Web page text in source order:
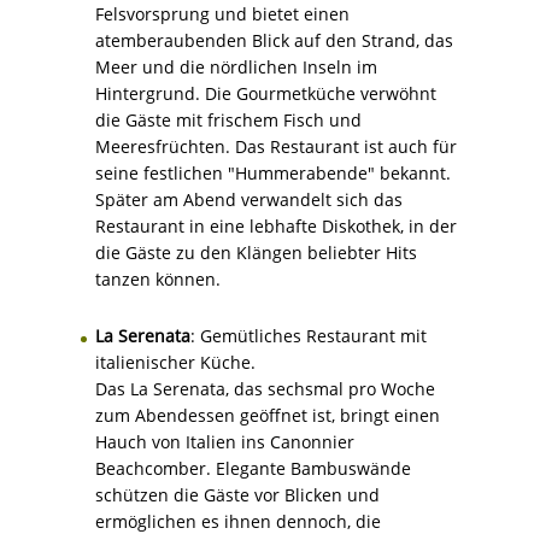
Felsvorsprung und bietet einen
atemberaubenden Blick auf den Strand, das
Meer und die nördlichen Inseln im
Hintergrund. Die Gourmetküche verwöhnt
die Gäste mit frischem Fisch und
Meeresfrüchten. Das Restaurant ist auch für
seine festlichen "Hummerabende" bekannt.
Später am Abend verwandelt sich das
Restaurant in eine lebhafte Diskothek, in der
die Gäste zu den Klängen beliebter Hits
tanzen können.
La Serenata: Gemütliches Restaurant mit
italienischer Küche.
Das La Serenata, das sechsmal pro Woche
zum Abendessen geöffnet ist, bringt einen
Hauch von Italien ins Canonnier
Beachcomber. Elegante Bambuswände
schützen die Gäste vor Blicken und
ermöglichen es ihnen dennoch, die